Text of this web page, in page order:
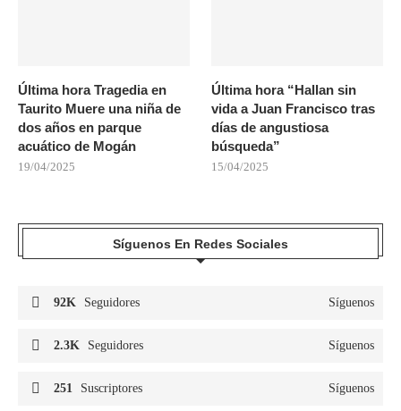
Última hora Tragedia en
Taurito Muere una niña de
dos años en parque
acuático de Mogán
19/04/2025
Última hora “Hallan sin
vida a Juan Francisco tras
días de angustiosa
búsqueda”
15/04/2025
Síguenos En Redes Sociales
92K Seguidores Síguenos
2.3K Seguidores Síguenos
251 Suscriptores Síguenos